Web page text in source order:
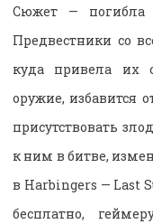
Сюжет — погибла
Предвестники со
куда привела их
оружие, избавится
присутствовать
к ним в битве,
в Harbingers — Last
бесплатно,